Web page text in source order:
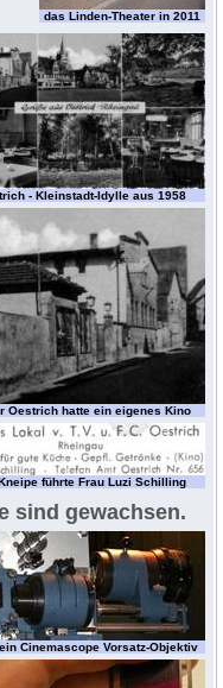
das Linden-Theater in 2011
- Kleinstadt-Idylle aus 1958
Oestrich hatte ein eigenes Kino
führte Frau Luzi Schilling
sind gewachsen.
ein Cinemascope Vorsatz-Objektiv